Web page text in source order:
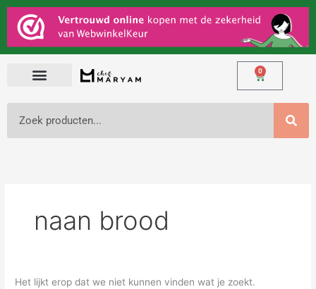
Ga
naar
inhoud
0
Winkelwagen
naan brood
Het lijkt erop dat we niet kunnen vinden wat je zoekt.
Zoek
naar: